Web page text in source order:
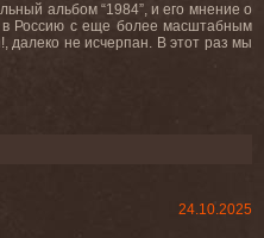
альбом “1984”, и его мнение о
в Россию с еще более масштабным
не исчерпан. В этот раз мы
24.10.2025